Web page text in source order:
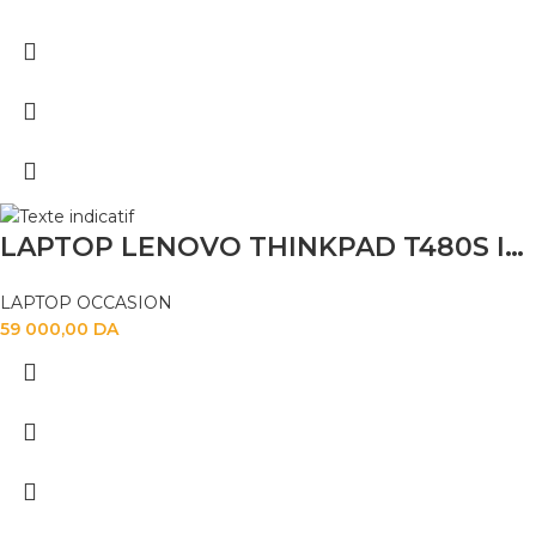
LAPTOP LENOVO THINKPAD T480S I5 8TH 16GB 256SSD 14″
LAPTOP OCCASION
59 000,00 DA